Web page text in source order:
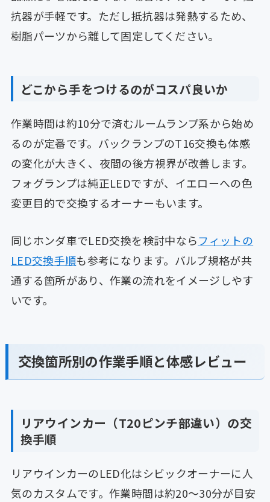
抗器が手軽です。ただし抵抗器は発熱するため、
樹脂パーツから離して固定してください。
どこから手をつけるのがコスパ良いか
作業時間は約10分で済むルームランプ系から始め
るのが定番です。バックランプのT16交換も体感
の変化が大きく、夜間の後方視界が改善します。
フォグランプは純正LEDですが、イエローへの色
変更目的で交換するオーナーもいます。
同じホンダ車でLED交換を検討中ならフィットの
LED交換手順も参考になります。バルブ規格が共
通する箇所があり、作業の流れをイメージしやす
いです。
交換箇所別の作業手順と体感レビュー
リアウインカー（T20ピンチ部違い）の交
換手順
リアウインカーのLED化はシビックオーナーに人
気のカスタムです。作業時間は約20〜30分が目安